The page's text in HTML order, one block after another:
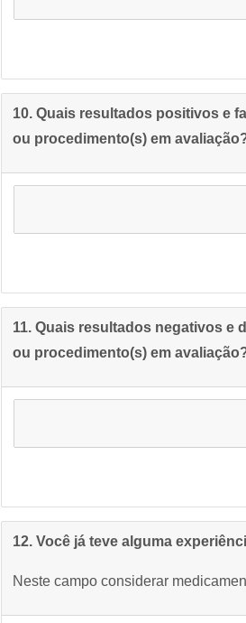
10. Quais resultados positivos e
ou procedimento(s) em
11. Quais resultados negativos e
ou procedimento(s) em
12. Você já teve alguma
Neste campo considerar